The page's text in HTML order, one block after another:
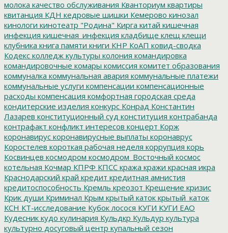
молока качество обслуживания Кванториум квартиры
квитанция КДН кедровые шишки Кемерово кинозал
кинологи кинотеатр "Родина" Кирга китай кишечная
инфекция кишечная_инфекция кладбище клещ клещи
клубника книга памяти книги КНР КоАП ковид-сводка
Кодекс колледж культуры колония командировка
командировочные комары комиссия комитет образования
коммуналка коммунальная авария коммунальные платежи
коммунальные услуги компенсации компенсационные
расходы компенсация комфортная городская среда
кондитерские изделия конкурс Конрад Константин
Лазарев конституционный суд конституция контрабанда
контрафакт конфликт интересов концерт Корж
коронавирус коронавирусные выплаты коронаврус
Коростелев короткая рабочая неделя коррупция корь
Косвинцев космодром космодром_Восточный космос
котельная Кочмар КПРФ КПСС кража кражи красная икра
Краснодарский край кредит кредитная амнистия
кредитоспособность Кремль креозот Крещение кризис
Крик души Криминал Крым крытый каток крытый_каток
КСН КТ-исследование Кубок лосося КУГИ КУГИ ЕАО
Кудесник кудо кулинария Кульдкр Кульдур культура
культурно досуговый центр купальный сезон